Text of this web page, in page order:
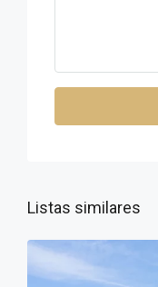
Listas similares